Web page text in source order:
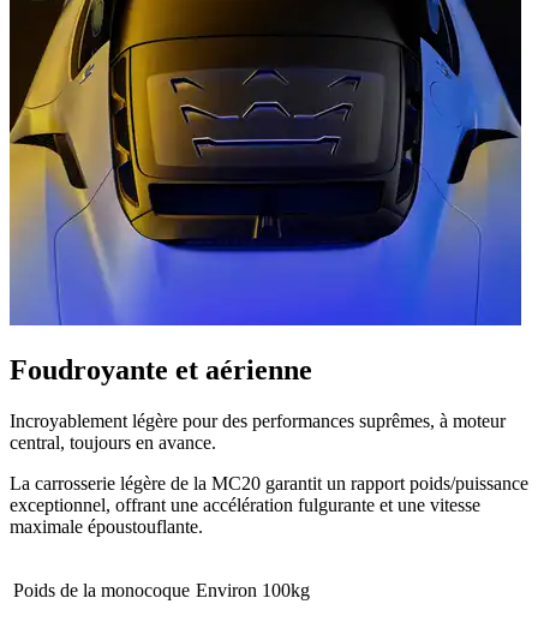
Foudroyante et aérienne
Incroyablement légère pour des performances suprêmes, à moteur
central, toujours en avance.
La carrosserie légère de la MC20 garantit un rapport poids/puissance
exceptionnel, offrant une accélération fulgurante et une vitesse
maximale époustouflante.
Poids de la monocoque Environ 100kg